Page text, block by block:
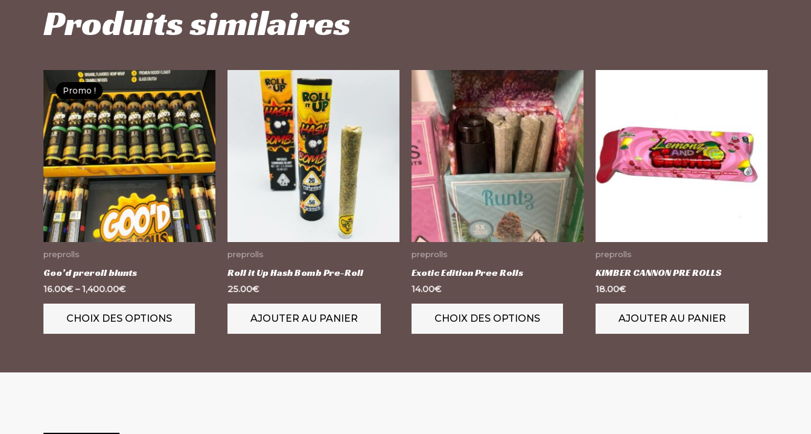
Produits similaires
Promo !
Promo !
preprolls
Goo’d preroll blunts
16.00€–1,400.00€
CHOIX DES OPTIONS
Ce
produit
a
plusieurs
variations.
Les
options
peuvent
être
choisies
du
preprolls
Roll it Up Hash Bomb Pre-Roll
25.00€
AJOUTER AU PANIER
preprolls
Exotic Edition Pree Rolls
14.00€
CHOIX DES OPTIONS
Ce
produit
a
plusieurs
variations.
Les
options
peuvent
être
choisies
du
preprolls
KIMBER CANNON PRE ROLLS
18.00€
AJOUTER AU PANIER